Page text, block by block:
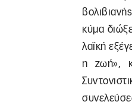
κύμα
λαϊκή
η ζωή»,